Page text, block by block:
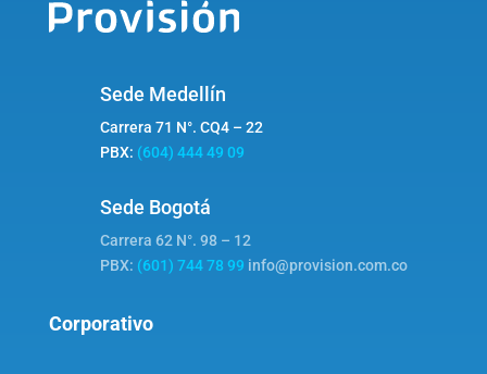
Sede Medellín
Carrera 71 N°. CQ4 – 22
PBX: (604) 444 49 09
Sede Bogotá
Carrera 62 N°. 98 – 12
PBX: (601) 744 78 99 info@provision.com.co
Corporativo